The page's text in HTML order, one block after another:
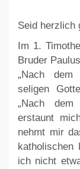
Seid herzlich
Im 1.
Bruder
„Nach
seligen
„Nach dem
erstaunt
nehmt mir
katholischen
ich nicht